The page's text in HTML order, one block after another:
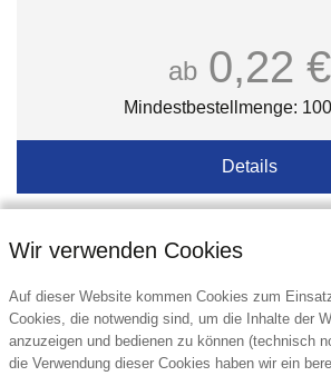
ab 0,22 €
Mindestbestellmenge:
Details
Wir verwenden Cookies
Auf dieser Website kommen Cookies zum
Cookies, die notwendig sind, um die Inhalte der
anzuzeigen und bedienen zu können (technisch
die Verwendung dieser Cookies haben wir ein